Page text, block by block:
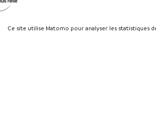
Ce site utilise Matomo pour analyser les statistiques